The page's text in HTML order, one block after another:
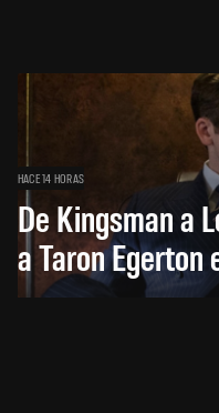
HACE 14 HORAS
De Kingsman a
a Taron Egerton